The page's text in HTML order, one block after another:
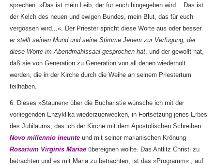
sprechen: »Das ist mein Leib, der für euch hingegeben wird... Das ist
der Kelch des neuen und ewigen Bundes, mein Blut, das für euch
vergossen wird...«. Der Priester spricht diese Worte aus oder besser
er stellt seinen Mund und seine Stimme Jenem zur Verfügung, der
diese Worte im Abendmahlssaal gesprochen hat , und der gewollt hat,
daß sie von Generation zu Generation von all denen wiederholt
werden, die in der Kirche durch die Weihe an seinem Priestertum
teilhaben.
6. Dieses »Staunen« über die Eucharistie wünsche ich mit der
vorliegenden Enzyklika wiederzuerwecken, in Fortsetzung jenes Erbes
des Jubiläums, das ich der Kirche mit dem Apostolischen Schreiben
Novo millennio ineunte und mit seiner marianischen Krönung
Rosarium Virginis Mariae übereignen wollte. Das Antlitz Christi zu
betrachten und es mit Maria zu betrachten, ist das »Programm« , auf